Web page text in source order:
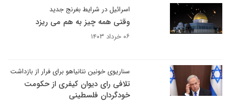
اسرائیل در شرایط بغرنج جدید
وقتی همه چیز به هم می ریزد
۰۶ خرداد ۱۴۰۳
سناریوی خونین نتانیاهو برای فرار از بازداشت
تلافی رای دیوان کیفری از حکومت
خودگردان فلسطینی